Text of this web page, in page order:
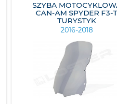
SZYBA
CAN-AM SPYDER F3-T
TURYSTYK
2016-2018